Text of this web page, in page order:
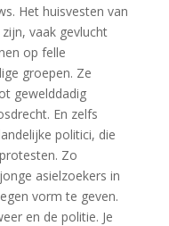
Het huisvesten van
vaak gevlucht
op felle
groepen. Ze
gewelddadig
En zelfs
politici, die
Zo
asielzoekers in
vorm te geven.
en de politie. Je